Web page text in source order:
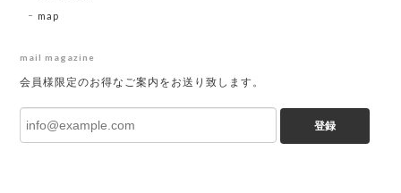
map
mail magazine
会員様限定のお得なご案内をお送り致します。
登録